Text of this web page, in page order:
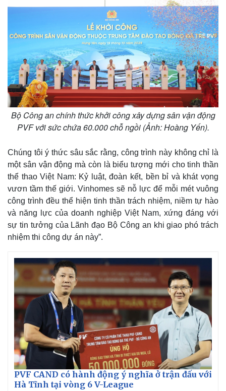
Pháp luật
Vụ án
Tin nóng
Tư vấn luật
Quân sự - Quốc phòng
Vũ khí
Việt Nam
Phân tích
Bộ Công an chính thức khởi công xây dựng sân vận động
PVF với sức chứa 60.000 chỗ ngồi (Ảnh: Hoàng Yến).
Chúng tôi ý thức sâu sắc rằng, công trình này không chỉ là
một sân vận động mà còn là biểu tượng mới cho tinh thần
thể thao Việt Nam: Kỷ luật, đoàn kết, bền bỉ và khát vọng
vươn tầm thế giới. Vinhomes sẽ nỗ lực để mỗi mét vuông
công trình đều thể hiện tinh thần trách nhiệm, niềm tự hào
và năng lực của doanh nghiệp Việt Nam, xứng đáng với
sự tin tưởng của Lãnh đạo Bộ Công an khi giao phó trách
nhiệm thi công dự án này”.
PVF CAND có hành động ý nghĩa ở trận đấu với
Hà Tĩnh tại vòng 6 V-League